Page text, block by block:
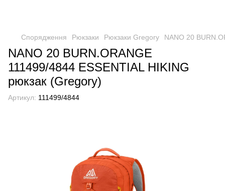
Спорядження Рюкзаки Рюкзаки Gregory NANO 20
NANO 20 BURN.ORANGE
111499/4844 ESSENTIAL HIKING
рюкзак (Gregory)
Артикул: 111499/4844